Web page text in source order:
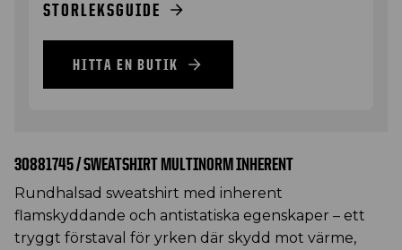
STORLEKSGUIDE
HITTA EN BUTIK
30881745 / SWEATSHIRT MULTINORM INHERENT
Rundhalsad sweatshirt med inherent
flamskyddande och antistatiska egenskaper – ett
tryggt förstaval för yrken där skydd mot värme,